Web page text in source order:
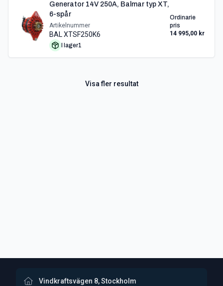
Generator 14V 250A, Balmar typ XT,
6-spår
Artikelnummer
BAL XTSF250K6
I lager1
Ordinarie
pris
14 995,00 kr
Visa fler resultat
Vindkraftsvägen 8, Stockholm